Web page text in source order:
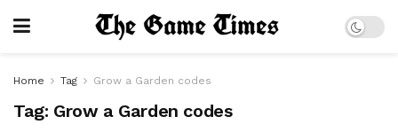
Home Tag Grow a Garden codes
Tag: Grow a Garden codes